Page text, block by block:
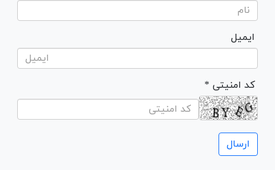
ایمیل
* کد امنیتی